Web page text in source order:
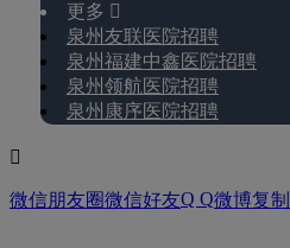
更多 
泉州友联医院招聘
泉州福建中鑫医院招聘
泉州领航医院招聘
泉州康序医院招聘

微信朋友圈微信好友Q Q微博复